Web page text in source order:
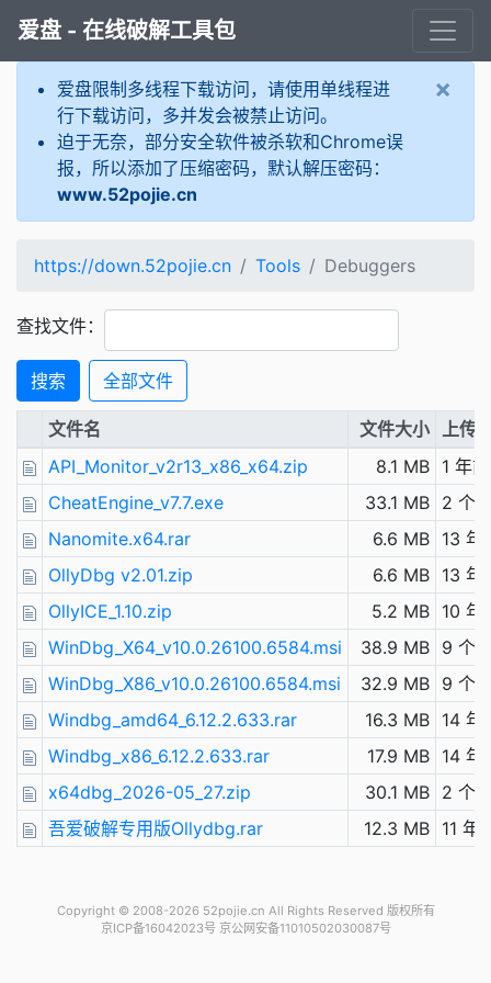
爱盘 - 在线破解工具包
爱盘限制多线程下载访问，请使用单线程进
行下载访问，多并发会被禁止访问。
迫于无奈，部分安全软件被杀软和Chrome误
报，所以添加了压缩密码，默认解压密码：
www.52pojie.cn
×
https://down.52pojie.cn Tools Debuggers
查找文件：
搜索 全部文件
文件名 文件大小 上传
API_Monitor_v2r13_x86_x64.zip
8.1 MB 1 年前
CheatEngine_v7.7.exe
33.1 MB 2 个
Nanomite.x64.rar
6.6 MB 13 年
OllyDbg v2.01.zip
6.6 MB 13 年
OllyICE_1.10.zip
5.2 MB 10 年
WinDbg_X64_v10.0.26100.6584.msi
38.9 MB 9 个
WinDbg_X86_v10.0.26100.6584.msi
32.9 MB 9 个
Windbg_amd64_6.12.2.633.rar
16.3 MB 14 年
Windbg_x86_6.12.2.633.rar
17.9 MB 14 年
x64dbg_2026-05_27.zip
30.1 MB 2 个
吾爱破解专用版Ollydbg.rar
12.3 MB 11 年
Copyright © 2008-2026 52pojie.cn All Rights Reserved 版权所有
京ICP备16042023号 京公网安备11010502030087号